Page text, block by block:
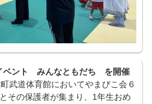
ベント みんなともだち を開催
武道体育館においてやまびこ会６
その保護者が集まり、1年生おめ